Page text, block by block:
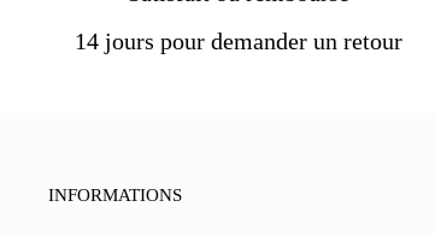
14 jours pour demander un retour
INFORMATIONS